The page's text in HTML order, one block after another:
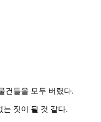
건들을 모두 버렸다.
는 짓이 될 것 같다.